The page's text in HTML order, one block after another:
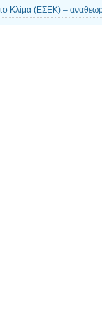
το Κλίμα (ΕΣΕΚ) –